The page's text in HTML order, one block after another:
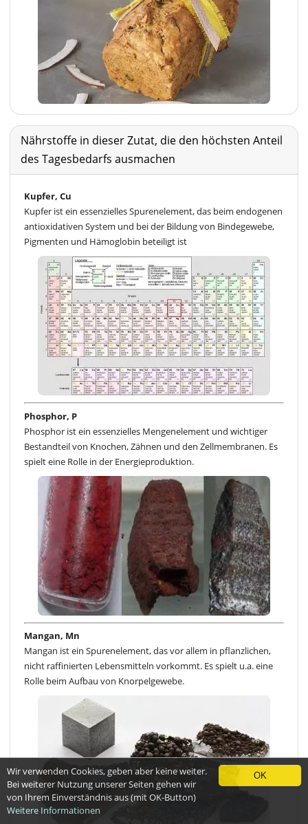
Nährstoffe in dieser Zutat, die den höchsten Anteil
des Tagesbedarfs ausmachen
Kupfer, Cu
Kupfer ist ein essenzielles Spurenelement, das beim endogenen
antioxidativen System und bei der Bildung von Bindegewebe,
Pigmenten und Hämoglobin beteiligt ist
Phosphor, P
Phosphor ist ein essenzielles Mengenelement und wichtiger
Bestandteil von Knochen, Zähnen und den Zellmembranen. Es
spielt eine Rolle in der Energieproduktion.
Mangan, Mn
Mangan ist ein Spurenelement, das vor allem in pflanzlichen,
nicht raffinierten Lebensmitteln vorkommt. Es spielt u.a. eine
Rolle beim Aufbau von Knorpelgewebe.
OK
Wir verwenden Cookies, geben aber keine weiter.
Bei weiterer Nutzung unserer Seiten gehen wir
von Ihrem Einverständnis aus (mit OK-Button)
Weitere Informationen